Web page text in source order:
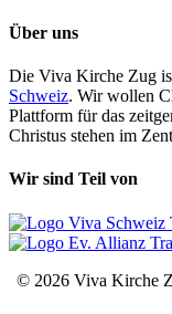
Über uns
Die Viva Kirche Zug
Schweiz. Wir wollen
Plattform für das
Christus stehen im
Wir sind Teil von
© 2026 Viva Kirche